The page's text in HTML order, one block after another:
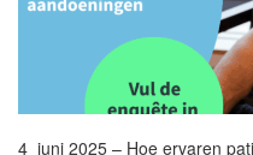
4 juni 2025 – Hoe ervaren